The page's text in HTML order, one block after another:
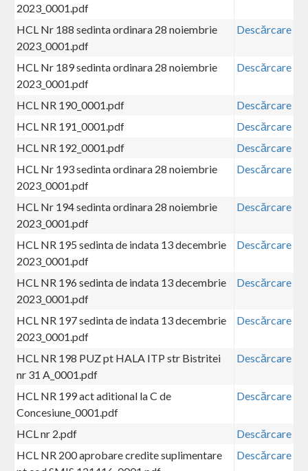
2023_0001.pdf
HCL Nr 188 sedinta ordinara 28 noiembrie
2023_0001.pdf
Descărcare
HCL Nr 189 sedinta ordinara 28 noiembrie
2023_0001.pdf
Descărcare
HCL NR 190_0001.pdf
Descărcare
HCL NR 191_0001.pdf
Descărcare
HCL NR 192_0001.pdf
Descărcare
HCL Nr 193 sedinta ordinara 28 noiembrie
2023_0001.pdf
Descărcare
HCL Nr 194 sedinta ordinara 28 noiembrie
2023_0001.pdf
Descărcare
HCL NR 195 sedinta de indata 13 decembrie
2023_0001.pdf
Descărcare
HCL NR 196 sedinta de indata 13 decembrie
2023_0001.pdf
Descărcare
HCL NR 197 sedinta de indata 13 decembrie
2023_0001.pdf
Descărcare
HCL NR 198 PUZ pt HALA ITP str Bistritei
nr 31 A_0001.pdf
Descărcare
HCL NR 199 act aditional la C de
Concesiune_0001.pdf
Descărcare
HCL nr 2.pdf
Descărcare
HCL NR 200 aprobare credite suplimentare
Descărcare